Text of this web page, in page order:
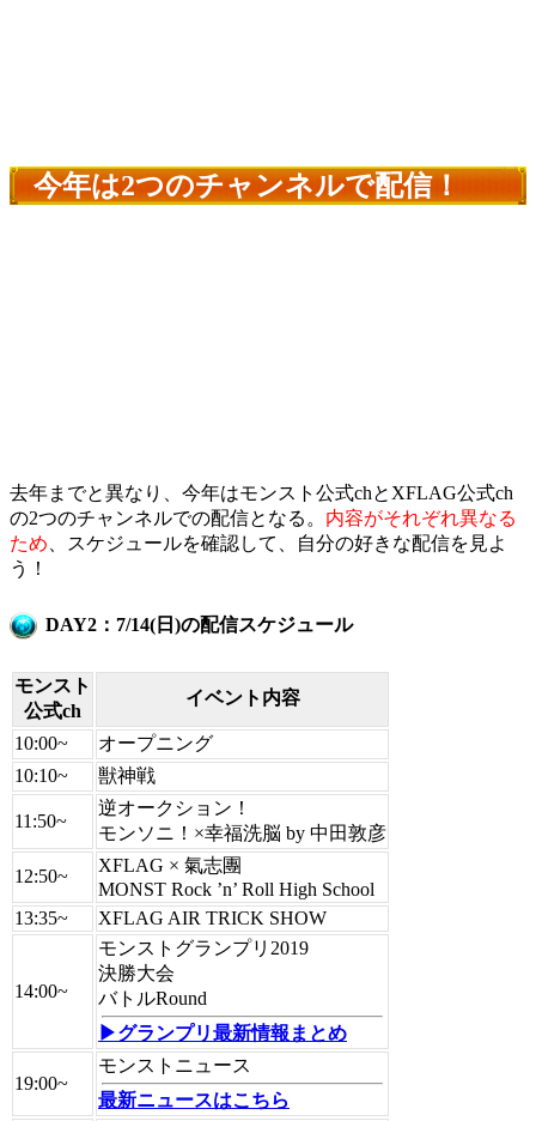
今年は2つのチャンネルで配信！
去年までと異なり、今年はモンスト公式chとXFLAG公式ch
の2つのチャンネルでの配信となる。 内容がそれぞれ異なる
ため 、スケジュールを確認して、自分の好きな配信を見よ
う！
DAY2：7/14(日)の配信スケジュール
モンスト
公式ch
イベント内容
10:00~
オープニング
10:10~
獣神戦
11:50~
逆オークション！
モンソニ！×幸福洗脳 by 中田敦彦
12:50~
XFLAG × 氣志團
MONST Rock ’n’ Roll High School
13:35~
XFLAG AIR TRICK SHOW
14:00~
モンストグランプリ2019
決勝大会
バトルRound
▶グランプリ最新情報まとめ
19:00~
モンストニュース
最新ニュースはこちら